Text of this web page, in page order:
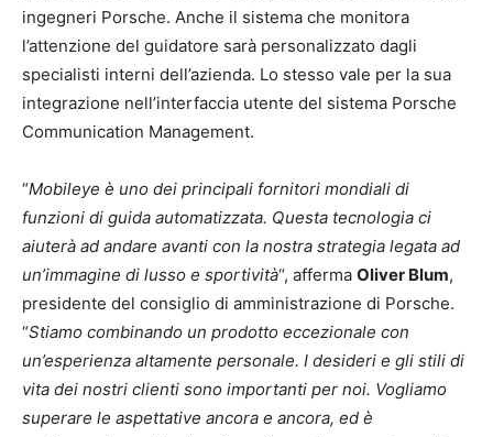
ingegneri Porsche. Anche il sistema che monitora
l’attenzione del guidatore sarà personalizzato dagli
specialisti interni dell’azienda. Lo stesso vale per la sua
integrazione nell’interfaccia utente del sistema Porsche
Communication Management.
“Mobileye è uno dei principali fornitori mondiali di
funzioni di guida automatizzata. Questa tecnologia ci
aiuterà ad andare avanti con la nostra strategia legata ad
un’immagine di lusso e sportività“, afferma Oliver Blum,
presidente del consiglio di amministrazione di Porsche.
“Stiamo combinando un prodotto eccezionale con
un’esperienza altamente personale. I desideri e gli stili di
vita dei nostri clienti sono importanti per noi. Vogliamo
superare le aspettative ancora e ancora, ed è